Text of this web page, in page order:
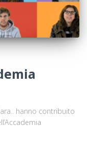
hanno contribuito